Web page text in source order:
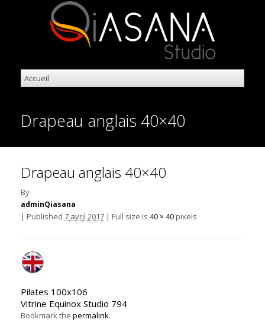
Drapeau anglais 40×40
Drapeau anglais 40×40
By
adminQiasana
| Published 7 avril 2017 | Full size is 40 × 40 pixels
Pilates 100x106
Vitrine Equinox Studio 794
Bookmark the permalink.